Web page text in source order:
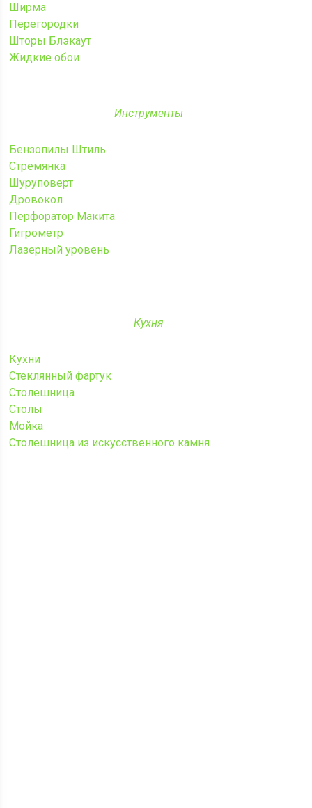
Ширма
Перегородки
Шторы Блэкаут
Жидкие обои
Инструменты
Бензопилы Штиль
Стремянка
Шуруповерт
Дровокол
Перфоратор Макита
Гигрометр
Лазерный уровень
Кухня
Кухни
Стеклянный фартук
Столешница
Столы
Мойка
Столешница из искусственного камня